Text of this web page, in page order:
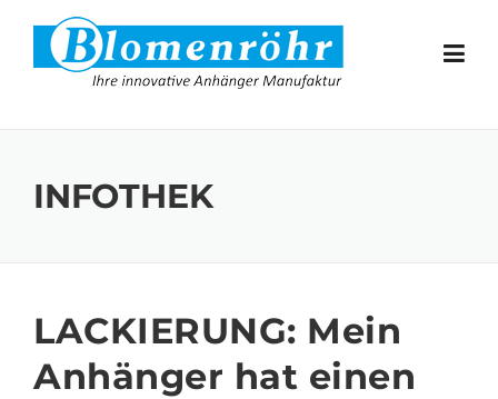
Skip to content
INFOTHEK
LACKIERUNG: Mein
Anhänger hat einen